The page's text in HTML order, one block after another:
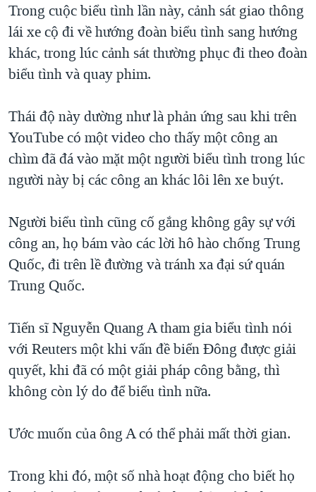
Trong cuộc biểu tình lần này, cảnh sát giao thông
lái xe cộ đi về hướng đoàn biểu tình sang hướng
khác, trong lúc cảnh sát thường phục đi theo đoàn
biểu tình và quay phim.
Thái độ này dường như là phản ứng sau khi trên
YouTube có một video cho thấy một công an
chìm đã đá vào mặt một người biểu tình trong lúc
người này bị các công an khác lôi lên xe buýt.
Người biểu tình cũng cố gắng không gây sự với
công an, họ bám vào các lời hô hào chống Trung
Quốc, đi trên lề đường và tránh xa đại sứ quán
Trung Quốc.
Tiến sĩ Nguyễn Quang A tham gia biểu tình nói
với Reuters một khi vấn đề biển Đông được giải
quyết, khi đã có một giải pháp công bằng, thì
không còn lý do để biểu tình nữa.
Ước muốn của ông A có thể phải mất thời gian.
Trong khi đó, một số nhà hoạt động cho biết họ